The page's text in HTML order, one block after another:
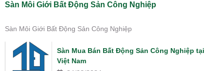
Sàn Môi Giới Bất Động Sản Công Nghiệp
Sàn Môi Giới Bất Động Sản Công Nghiệp
Sàn Mua Bán Bất Động Sản Công Nghiệp tại
Việt Nam